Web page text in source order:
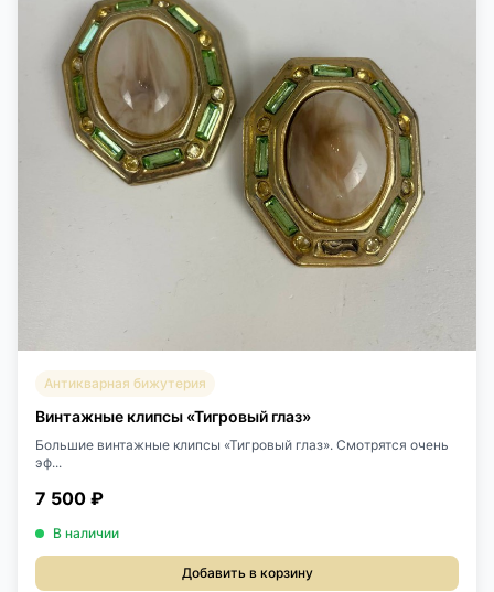
Антикварная бижутерия
Винтажные клипсы «Тигровый глаз»
Большие винтажные клипсы «Тигровый глаз». Смотрятся очень
эф...
7 500 ₽
В наличии
Добавить в корзину